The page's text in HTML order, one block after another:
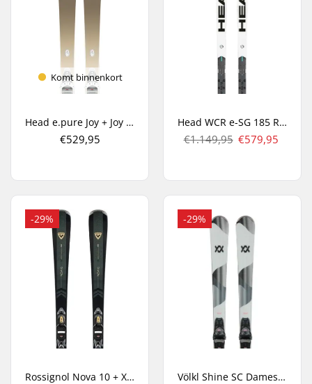
Komt binnenkort
Head e.pure Joy + Joy 9 GW Dames Carve Ski's
€529,95
Head WCR e-SG 185 Rebel Race Ski's
€1.149,95 €579,95
-29%
Rossignol Nova 10 + XP11 GW Carving Ski's
-29%
Völkl Shine SC Dames + Vmotion 11 TCX Carve Ski's